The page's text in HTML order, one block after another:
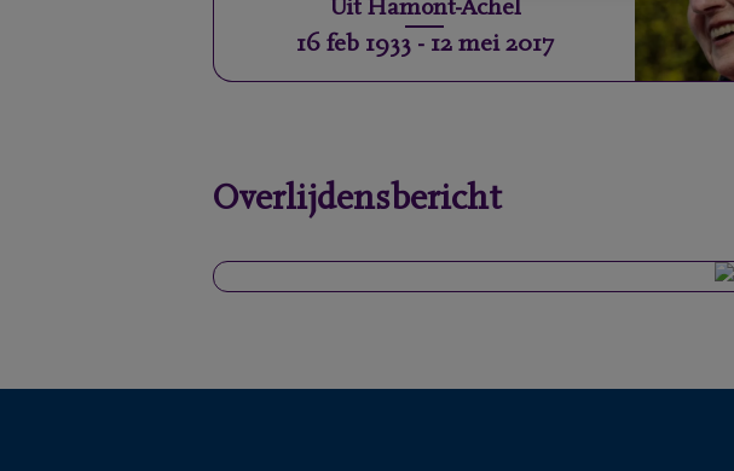
Uit Hamont-Achel
16 feb 1933- 12 mei 2017
Overlijdensbericht